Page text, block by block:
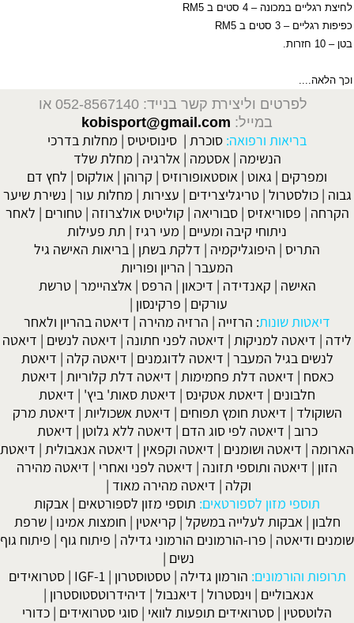
לחיצת רגליים במכונה – 4 סטים ב
RM5
כפיפות רגליים – 3 סטים ב
RM5
בטן – 10 חזרות.
וכך הלאה....
לפרטים וליצירת קשר בנייד: 052-8567140
או
במייל: kobisport@gmail.com
בריאות ורפואה: סוכרת | סינוסיטיס | מחלות בדרכי
הנשימה | אסטמה | אלרגיה | מחלת שלד
ומפרקים | גאוט | אוסטאופורוזיס | קרוהן | אולקוס | לחץ דם
גבוה |כולסטרול |טריגליצרידים | עצירות | מחלות עור | נשירת שיער
הקרחה | פסוריאזיס |סבוריאה | קוליטיס אולצרוזה |טחורים | לאחר
ניתוחי קיבה ומעיים | מעי רגיז | תת פעילות
התריס | היפוגליקמיה | דלקת בשתן | בריאות האישה גיל
המעבר | הריון ופוריות
האישה | קאנדידה | דיכאון | הרפס | אלצהיימר |טרשת
עורקים | פרקינסון |
דיאטות שונות: הרזייה | הרזיה מהירה | דיאטה בהריון ולאחר
לידה | דיאטה למניקות | דיאטה לפני חתונה | דיאטה לנשים | דיאטה
לנשים בגיל המעבר | דיאטה לדוגמנים | דיאטה קלה | דיאטת
כאסח | דיאטה דלת פחמימות | דיאטה דלת קלוריות | דיאטת
חלבונים | דיאטת אטקינס | דיאטת סאות' ביץ' | דיאטת
השוקולד | דיאטת חומץ תפוחים | דיאטת אשכוליות | דיאטת מרק
כרוב | דיאטה לפי סוג הדם | דיאטה ללא גלוטן | דיאטת
הארומה | דיאטה ושומנים | דיאטה וקפאין | דיאטה אנאבולית | דיאטת
הזון | דיאטה ותוספי תזונה | דיאטה לפני ואחרי | דיאטה מהירה
וקלה | דיאטה מהירה מאוד |
תוספי מזון לספורטאים: תוספי מזון לספורטאים | אבקות
חלבון | אבקות לעלייה במשקל | קריאטין | חומצות אמינו |שרפת
שומנים ודיאטה | פרו-הורמונים הורמוני גדילה | פיתוח גוף | פיתוח גוף
נשים |
תרופות והורמונים: הורמון גדילה |טסטוסטרון |
IGF-1
|סטרואידים
אנאבוליים | וינסטרול | דיאנבול | דיהידרוטסטוסטרון |
הלוטסטין | סטרואידים תופעות לוואי | סוגי סטרואידים | כדורי